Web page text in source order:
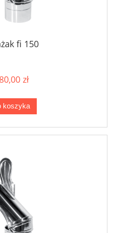
fi 150
zł
koszyka